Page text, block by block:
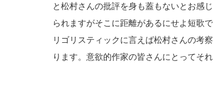
と松村さんの批評を身も蓋もないとお感
られますがそこに距離があるにせよ短歌
リゴリスティックに言えば松村さんの考
ります。意欲的作家の皆さんにとってそ